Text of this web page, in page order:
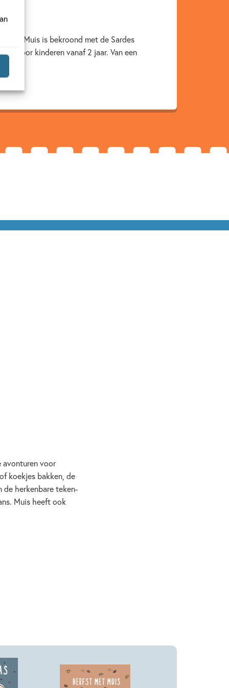
bij Muis is bekroond met de Sardes
voor kinderen vanaf 2 jaar. Van een
avonturen voor
koekjes bakken, de
herkenbare teken-
Muis heeft ook